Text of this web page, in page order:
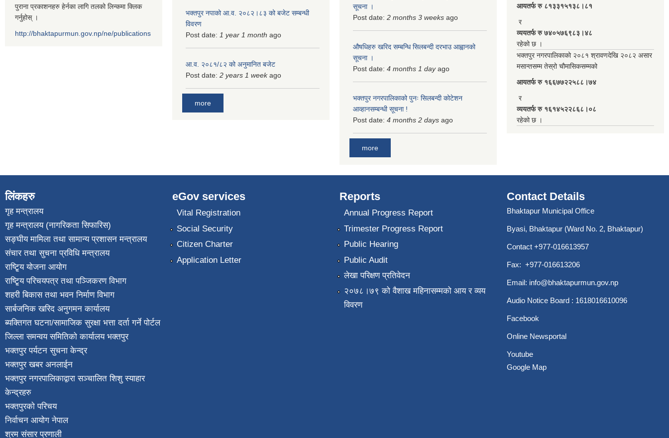
पुराना प्रकाशनहरु हेर्नका लागि तलको लिन्कमा क्लिक
गर्नुहोस् ।
http://bhaktapurmun.gov.np/ne/publications
भक्तपुर नपाको आ.व. २०८२।८३ को बजेट सम्बन्धी
विवरण
Post date: 1 year 1 month ago
आ.व. २०८१/८२ को अनुमानित बजेट
Post date: 2 years 1 weekago
more
सूचना ।
Post date: 2 months 3 weeks ago
औषधिहरु खरिद सम्बन्धि सिलबन्दी दरभाउ आह्वानको
सूचना ।
Post date: 4 months 1 dayago
भक्तपुर नगरपालिकाको पुनः सिलबन्दी कोटेशन
आव्हानसम्बन्धी सूचना !
Post date: 4 months 2 days ago
more
आयतर्फ रु‌ ८१३३१५१३८।८१
र
व्ययतर्फ रु ७४०५७६९८३।४८
रहेको छ ।
भक्तपुर नगरपालिकाको २०८१ श्रावणदेखि २०८२ असार
मसान्तसम्म तेस्रो चौमासिकसम्मको
आयतर्फ रु‌ १६६७७२२५८८।७४
र
व्ययतर्फ रु १६१४५२२८६८।०८
रहेको छ ।
लिंकहरु
गृह मन्त्रालय
गृह मन्त्रालय (नागरिकता सिफारिस)
सङ्घीय मामिला तथा सामान्य प्रशासन मन्त्रालय
संचार तथा सुचना प्रविधि मन्त्रालय
राष्टि्ृय योजना आयोग
राष्टि्ृय परिचयपत्र तथा पञ्जिकरण विभाग
शहरी बिकास तथा भवन निर्माण विभाग
सार्बजनिक खरिद अनुगमन कार्यालय
ब्यक्तिगत घटना/सामाजिक सुरक्षा भत्ता दर्ता गर्ने पोर्टल
जिल्ला समन्वय समितिको कार्यालय भक्तपुर
भक्तपुर पर्यटन सुचना केन्द्र
भक्तपुर खबर अनलाईन
भक्तपुर नगरपालिकाद्वारा सञ्चालित शिशु स्याहार
केन्द्रहरु
भक्तपुरकाे परिचय
निर्वाचन आयोग नेपाल
श्रम संसार प्रणाली
eGov services
Vital Registration
Social Security
Citizen Charter
Application Letter
Reports
Annual Progress Report
Trimester Progress Report
Public Hearing
Public Audit
लेखा परिक्षण प्रतिवेदन
२०७८।७९ को वैशाख महिनासम्मको आय र व्यय
विवरण
Contact Details
Bhaktapur Municipal Office
Byasi, Bhaktapur (Ward No. 2, Bhaktapur)
Contact +977-016613957
Fax: +977-016613206
Email: info@bhaktapurmun.gov.np
Audio Notice Board : 1618016610096
Facebook
Online Newsportal
Youtube
Google Map